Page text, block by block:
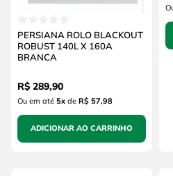
PERSIANA ROLO BLACKOUT
ROBUST 140L X 160A
BRANCA
R$ 289,90
Ou em até 5xde R$ 57,98
ADICIONAR AO CARRINHO